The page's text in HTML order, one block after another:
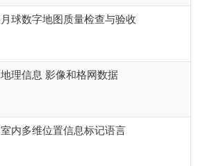
月球数字地图质量检查与验收
地理信息 影像和格网数据
室内多维位置信息标记语言